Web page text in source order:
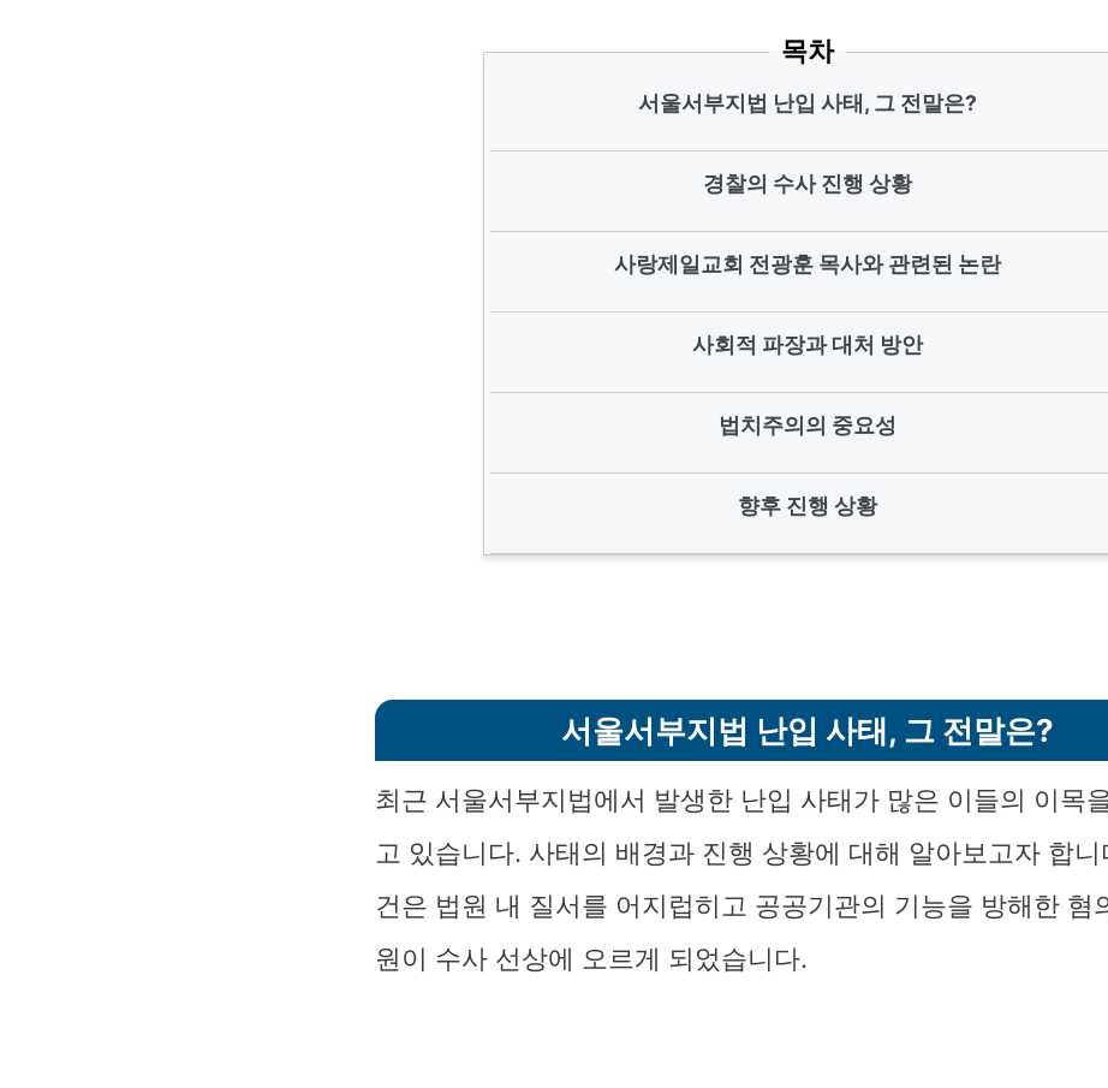
목차
서울서부지법 난입 사태, 그 전말은?
경찰의 수사 진행 상황
사랑제일교회 전광훈 목사와 관련된 논란
사회적 파장과 대처 방안
법치주의의 중요성
향후 진행 상황
서울서부지법 난입 사태, 그 전말은?
최근 서울서부지법에서 발생한 난입 사태가 많은 이들의 이목
고 있습니다. 사태의 배경과 진행 상황에 대해 알아보고자 합
건은 법원 내 질서를 어지럽히고 공공기관의 기능을 방해한 혐
원이 수사 선상에 오르게 되었습니다.